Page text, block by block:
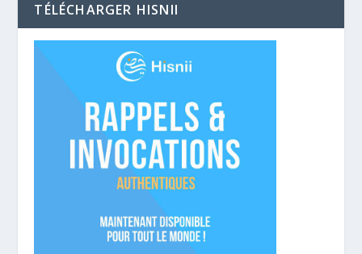
TÉLÉCHARGER HISNII